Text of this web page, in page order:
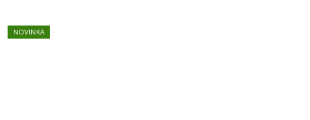
NOVINKA